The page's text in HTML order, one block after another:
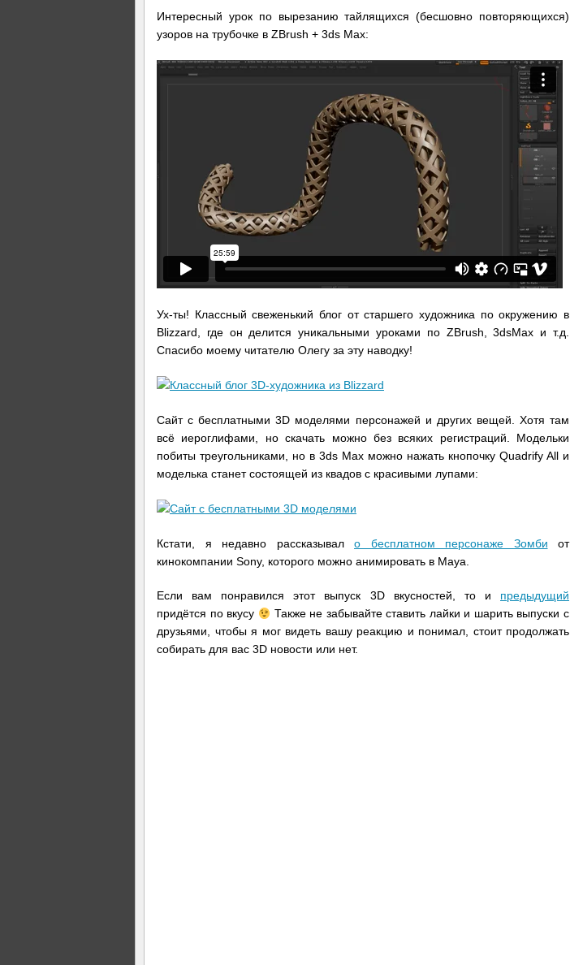
Интересный урок по вырезанию тайлящихся (бесшовно повторяющихся)
узоров на трубочке в ZBrush + 3ds Max:
Ух-ты! Классный свеженький блог от старшего художника по окружению в
Blizzard, где он делится уникальными уроками по ZBrush, 3dsMax и т.д.
Спасибо моему читателю Олегу за эту наводку!
Сайт с бесплатными 3D моделями персонажей и других вещей. Хотя там
всё иероглифами, но скачать можно без всяких регистраций. Модельки
побиты треугольниками, но в 3ds Max можно нажать кнопочку Quadrify All и
моделька станет состоящей из квадов с красивыми лупами:
Кстати, я недавно рассказывал о бесплатном персонаже Зомби от
кинокомпании Sony, которого можно анимировать в Maya.
Если вам понравился этот выпуск 3D вкусностей, то и предыдущий
придётся по вкусу
Также не забывайте ставить лайки и шарить выпуски с
друзьями, чтобы я мог видеть вашу реакцию и понимал, стоит продолжать
собирать для вас 3D новости или нет.